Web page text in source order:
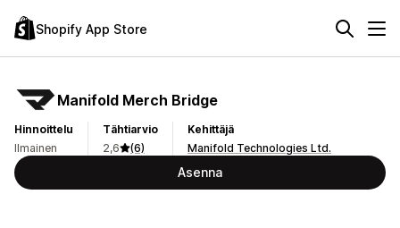
Shopify App Store
Manifold Merch Bridge
Hinnoittelu
Ilmainen
Tähtiarvio
2,6
(6)
Kehittäjä
Manifold Technologies Ltd.
Asenna